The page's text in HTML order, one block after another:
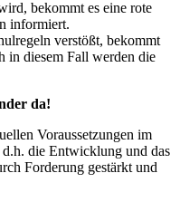
bekommt es eine rote
informiert.
verstößt, bekommt
in diesem Fall werden die
da!
Voraussetzungen im
die Entwicklung und das
Forderung gestärkt und